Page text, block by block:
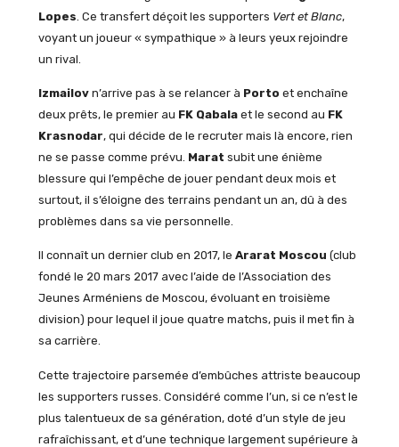
Lopes . Ce transfert déçoit les supporters Vert et Blanc,
voyant un joueur « sympathique » à leurs yeux rejoindre
un rival.
Izmailovn’arrive pas à se relancer à Porto et enchaîne
deux prêts, le premier au FK Qabalaet le second au FK
Krasnodar, qui décide de le recruter mais là encore, rien
ne se passe comme prévu. Marat subit une énième
blessure qui l’empêche de jouer pendant deux mois et
surtout, il s’éloigne des terrains pendant un an, dû à des
problèmes dans sa vie personnelle.
Il connaît un dernier club en 2017, le Ararat Moscou (club
fondé le 20 mars 2017 avec l’aide de l’Association des
Jeunes Arméniens de Moscou, évoluant en troisième
division) pour lequel il joue quatre matchs, puis il met fin à
sa carrière.
Cette trajectoire parsemée d’embûches attriste beaucoup
les supporters russes. Considéré comme l’un, si ce n’est le
plus talentueux de sa génération, doté d’un style de jeu
rafraîchissant, et d’une technique largement supérieure à